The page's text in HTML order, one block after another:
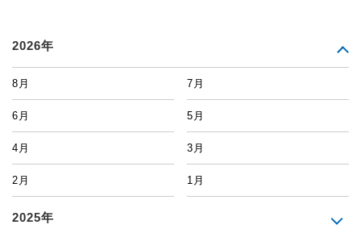
2026年
8月 7月
6月 5月
4月 3月
2月 1月
2025年